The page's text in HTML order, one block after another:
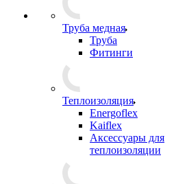
Труба медная
Труба
Фитинги
Теплоизоляция
Energoflex
Kaiflex
Аксессуары для
теплоизоляции